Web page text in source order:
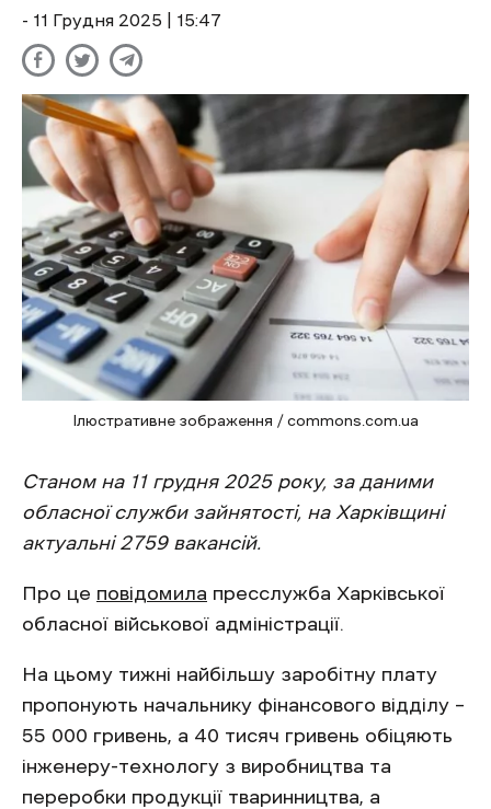
- 11 Грудня 2025 | 15:47
Ілюстративне зображення / commons.com.ua
Станом на 11 грудня 2025 року, за даними
обласної служби зайнятості, на Харківщині
актуальні 2759 вакансій.
Про це повідомила пресслужба Харківської
обласної військової адміністрації.
На цьому тижні найбільшу заробітну плату
пропонують начальнику фінансового відділу –
55 000 гривень, а 40 тисяч гривень обіцяють
інженеру-технологу з виробництва та
переробки продукції тваринництва, а